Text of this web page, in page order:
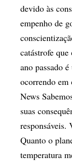
devido às
empenho de
catástrofe
ano passado
ocorrendo em
News
suas
responsáveis.
Quanto o
temperatura